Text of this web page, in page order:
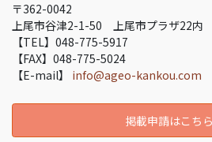
〒362-0042
上尾市谷津2-1-50 上尾市プラザ22内
【TEL】048-775-5917
【FAX】048-775-5024
【E-mail】 info@ageo-kankou.com
掲載申請はこちら